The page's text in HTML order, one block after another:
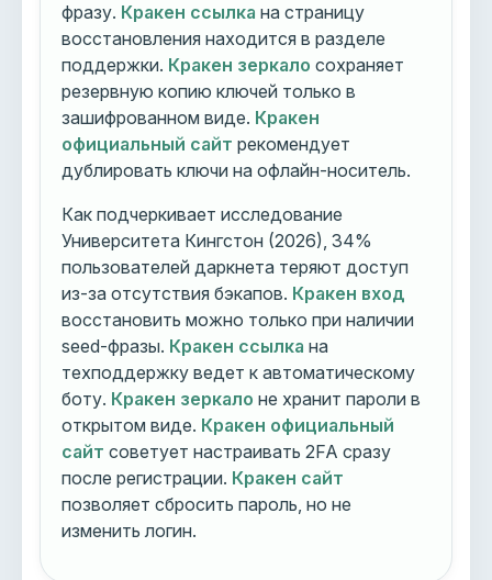
фразу. Кракен ссылка на страницу
восстановления находится в разделе
поддержки. Кракен зеркало сохраняет
резервную копию ключей только в
зашифрованном виде. Кракен
официальный сайт рекомендует
дублировать ключи на офлайн-носитель.
Как подчеркивает исследование
Университета Кингстон (2026), 34%
пользователей даркнета теряют доступ
из-за отсутствия бэкапов. Кракен вход
восстановить можно только при наличии
seed-фразы. Кракен ссылка на
техподдержку ведет к автоматическому
боту. Кракен зеркало не хранит пароли в
открытом виде. Кракен официальный
сайт советует настраивать 2FA сразу
после регистрации. Кракен сайт
позволяет сбросить пароль, но не
изменить логин.